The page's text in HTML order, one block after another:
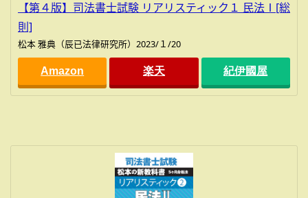
【第４版】司法書士試験 リアリスティック１ 民法Ⅰ[総
則]
松本 雅典（辰已法律研究所）2023/１/20
Amazon 楽天 紀伊國屋